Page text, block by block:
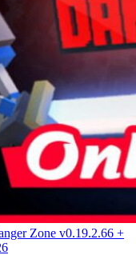
Zone v0.19.2.66 +